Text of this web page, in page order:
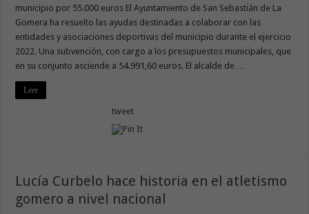
municipio por 55.000 euros El Ayuntamiento de San Sebastián de La
Gomera ha resuelto las ayudas destinadas a colaborar con las
entidades y asociaciones deportivas del municipio durante el ejercicio
2022. Una subvención, con cargo a los presupuestos municipales, que
en su conjunto asciende a 54.991,60 euros. El alcalde de …
Leer
tweet
Lucía Curbelo hace historia en el atletismo
gomero a nivel nacional